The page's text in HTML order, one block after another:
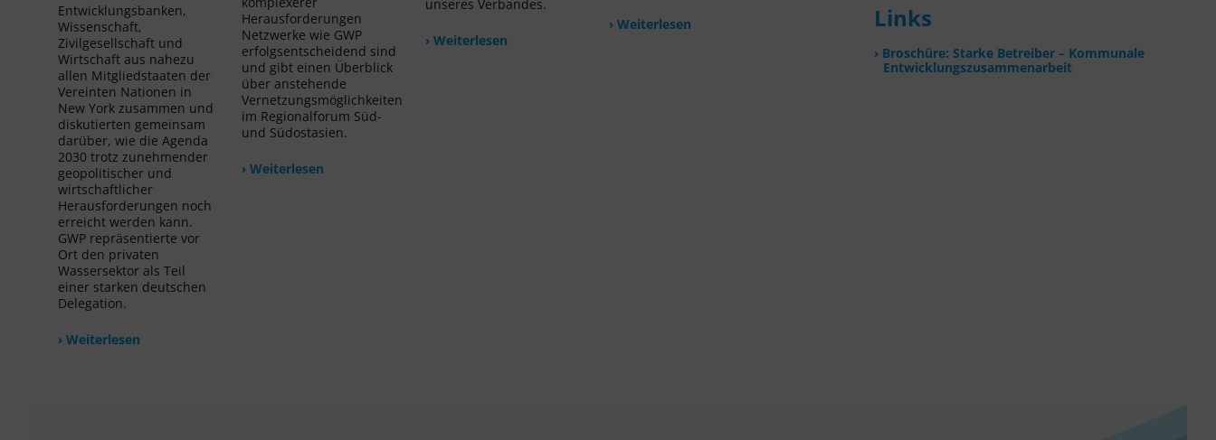
Entwicklungsbanken,
Wissenschaft,
Zivilgesellschaft und
Wirtschaft aus nahezu
allen Mitgliedstaaten der
Vereinten Nationen in
New York zusammen und
diskutierten gemeinsam
darüber, wie die Agenda
2030 trotz zunehmender
geopolitischer und
wirtschaftlicher
Herausforderungen noch
erreicht werden kann.
GWP repräsentierte vor
Ort den privaten
Wassersektor als Teil
einer starken deutschen
Delegation.
› Weiterlesen
Herausforderungen
Netzwerke wie GWP
erfolgsentscheidend sind
und gibt einen Überblick
über anstehende
Vernetzungsmöglichkeiten
im Regionalforum Süd-
und Südostasien.
› Weiterlesen
unseres Verbandes.
› Weiterlesen
› Weiterlesen Links
Broschüre: Starke Betreiber – Kommunale
Entwicklungszusammenarbeit